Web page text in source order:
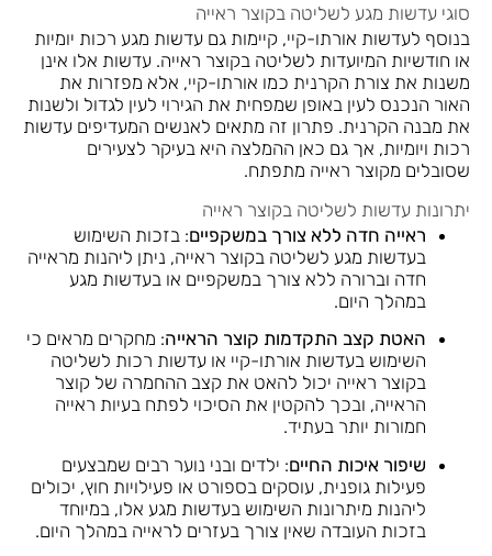
סוגי עדשות מגע לשליטה בקוצר ראייה
בנוסף לעדשות אורתו-קיי, קיימות גם עדשות מגע רכות יומיות
או חודשיות המיועדות לשליטה בקוצר ראייה. עדשות אלו אינן
משנות את צורת הקרנית כמו אורתו-קיי, אלא מפזרות את
האור הנכנס לעין באופן שמפחית את הגירוי לעין לגדול ולשנות
את מבנה הקרנית. פתרון זה מתאים לאנשים המעדיפים עדשות
רכות ויומיות, אך גם כאן ההמלצה היא בעיקר לצעירים
שסובלים מקוצר ראייה מתפתח.
יתרונות עדשות לשליטה בקוצר ראייה
ראייה חדה ללא צורך במשקפיים: בזכות השימוש
בעדשות מגע לשליטה בקוצר ראייה, ניתן ליהנות מראייה
חדה וברורה ללא צורך במשקפיים או בעדשות מגע
במהלך היום.
האטת קצב התקדמות קוצר הראייה: מחקרים מראים כי
השימוש בעדשות אורתו-קיי או עדשות רכות לשליטה
בקוצר ראייה יכול להאט את קצב ההחמרה של קוצר
הראייה, ובכך להקטין את הסיכוי לפתח בעיות ראייה
חמורות יותר בעתיד.
שיפור איכות החיים: ילדים ובני נוער רבים שמבצעים
פעילות גופנית, עוסקים בספורט או פעילויות חוץ, יכולים
ליהנות מיתרונות השימוש בעדשות מגע אלו, במיוחד
בזכות העובדה שאין צורך בעזרים לראייה במהלך היום.